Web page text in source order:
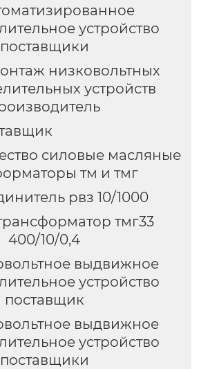
устройство
поставщики
низковольтных
устройств
силовые масляные
тм и тмг
рвз 10/1000
тмг33
400/10/0,4
выдвижное
устройство
поставщик
выдвижное
устройство
поставщики